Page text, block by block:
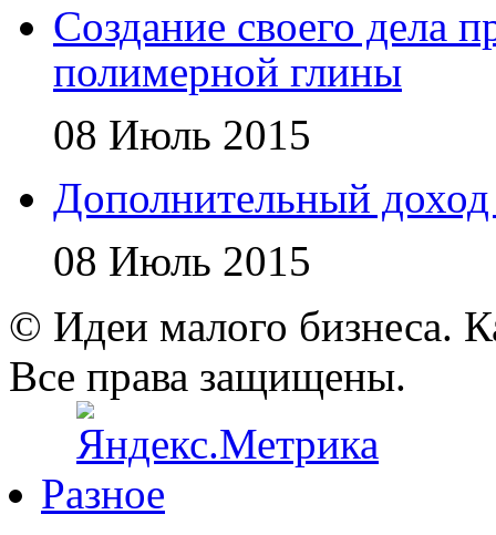
Создание своего дела
полимерной глины
08 Июль 2015
Дополнительный
08 Июль 2015
© Идеи малого бизнеса.
Все права защищены.
Разное